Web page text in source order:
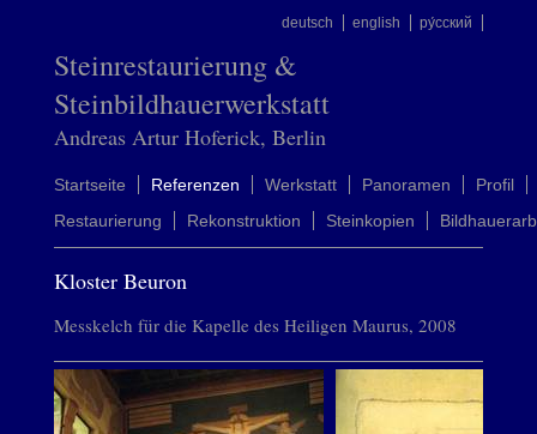
deutsch english ру́сский
Steinrestaurierung &
Steinbildhauerwerkstatt
Andreas Artur Hoferick, Berlin
Startseite Referenzen Werkstatt Panoramen
Profil
Restaurierung
Rekonstruktion Steinkopien
Kloster Beuron
Messkelch für die Kapelle des Heiligen Maurus, 2008